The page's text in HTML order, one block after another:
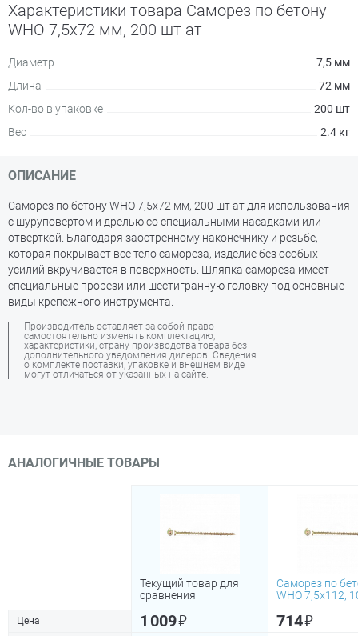
Характеристики товара Саморез по бетону
WHO 7,5х72 мм, 200 шт ат
Диаметр
7,5 мм
Длина
72 мм
Кол-во в упаковке
200 шт
Вес
2.4 кг
ОПИСАНИЕ
Саморез по бетону WHO 7,5х72 мм, 200 шт ат для использования
с шуруповертом и дрелью со специальными насадками или
отверткой. Благодаря заостренному наконечнику и резьбе,
которая покрывает все тело самореза, изделие без особых
усилий вкручивается в поверхность. Шляпка самореза имеет
специальные прорези или шестигранную головку под основные
виды крепежного инструмента.
Производитель оставляет за собой право
самостоятельно изменять комплектацию,
характеристики, страну производства товара без
дополнительного уведомления дилеров. Сведения
о комплекте поставки, упаковке и внешнем виде
могут отличаться от указанных на сайте.
АНАЛОГИЧНЫЕ ТОВАРЫ
Текущий товар для
сравнения
Саморез по
WHO 7,5х112,
Цена 1 009₽ 714₽